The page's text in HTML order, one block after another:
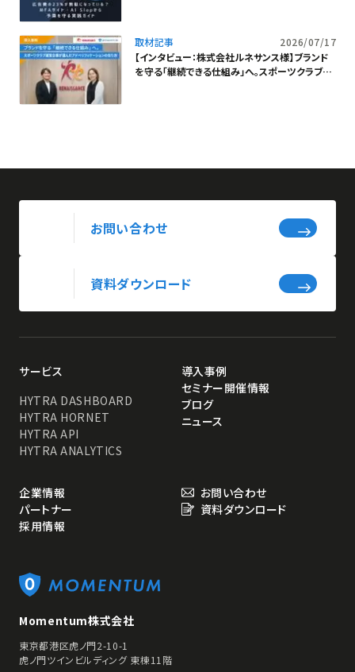
取材記事
2026/07/17
【インタビュー：株式会社ルネサンス様】ブランド
を守る「継続できる仕組み」へ。スポーツクラブ運
お問い合わせ
資料ダウンロード
サービス
HYTRA DASHBOARD
HYTRA HORNET
HYTRA API
HYTRA ANALYTICS
導入事例
セミナー開催情報
ブログ
ニュース
企業情報
パートナー
採用情報
お問い合わせ
資料ダウンロード
Momentum株式会社
東京都港区虎ノ門2-10-1
虎ノ門ツインビルディング 東棟11階